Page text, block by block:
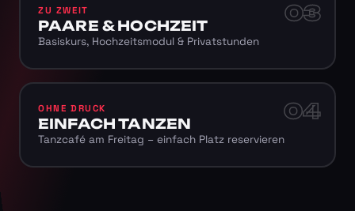
03
ZU ZWEIT
PAARE & HOCHZEIT
Basiskurs, Hochzeitsmodul & Privatstunden
04
OHNE DRUCK
EINFACH TANZEN
Tanzcafé am Freitag – einfach Platz reservieren